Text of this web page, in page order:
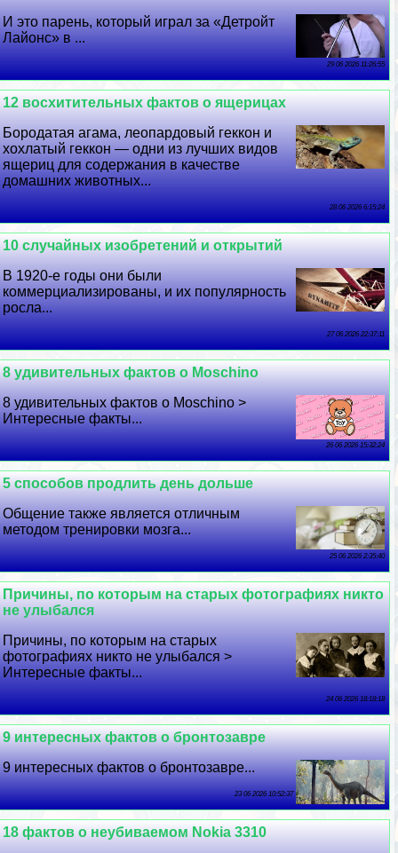
И это парень, который играл за «Детройт
Лайонс» в ...
29 06 2026 11:26:55
12 восхитительных фактов о ящерицах
Бородатая агама, леопардовый геккон и
хохлатый геккон — одни из лучших видов
ящериц для содержания в качестве
домашних животных...
28 06 2026 6:15:24
10 случайных изобретений и открытий
В 1920-е годы они были
коммерциализированы, и их популярность
росла...
27 06 2026 22:37:11
8 удивительных фактов о Moschino
8 удивительных фактов о Moschino >
Интересные факты...
26 06 2026 15:32:24
5 способов продлить день дольше
Общение также является отличным
методом тренировки мозга...
25 06 2026 2:35:40
Причины, по которым на старых фотографиях никто
не улыбался
Причины, по которым на старых
фотографиях никто не улыбался >
Интересные факты...
24 06 2026 18:18:18
9 интересных фактов о бронтозавре
9 интересных фактов о бронтозавре...
23 06 2026 10:52:37
18 фактов о неубиваемом Nokia 3310